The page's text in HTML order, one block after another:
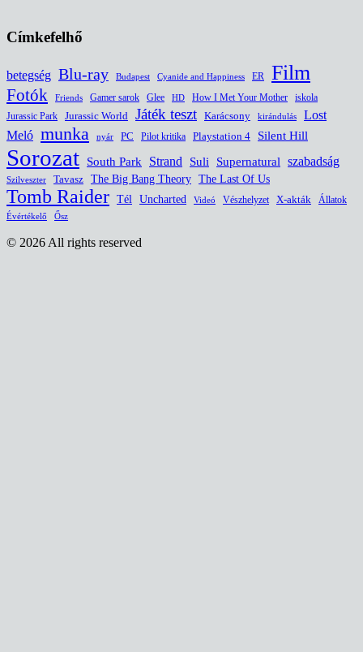
Címkefelhő
betegség Blu-ray Budapest Cyanide and Happiness ER Film
Fotók Friends Gamer sarok Glee HD How I Met Your Mother
iskola
Jurassic Park
Jurassic World Játék teszt Karácsony kirándulás Lost
Meló munka nyár PC Pilot kritika Playstation 4 Silent Hill
Sorozat South Park Strand Suli Supernatural szabadság
Szilveszter Tavasz The Big Bang Theory The Last Of Us
Tomb Raider Tél Uncharted Videó Vészhelyzet X-akták Állatok
Évértékelő Ősz
© 2026 All rights reserved